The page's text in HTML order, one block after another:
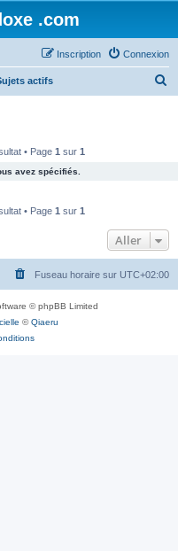
.com
Connexion
Inscription
actifs
e
r
• Page 1 sur 1
avez spécifiés.
• Page 1 sur 1
Aller
Fuseau horaire sur UTC+02:00
© phpBB Limited
©Qiaeru